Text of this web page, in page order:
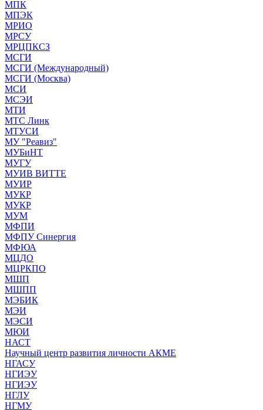
МПК
МПЭК
МРИО
МРСУ
МРЦПКСЗ
МСГИ
МСГИ (Международный)
МСГИ (Москва)
МСИ
МСЭИ
МТИ
МТС Линк
МТУСИ
МУ "Реавиз"
МУБиНТ
МУГУ
МУИВ ВИТТЕ
МУИР
МУКР
МУКР
МУМ
МФПИ
МФПУ Синергия
МФЮА
МЦДО
МЦРКПО
МШП
МШПП
МЭБИК
МЭИ
МЭСИ
МЮИ
НАСТ
Научный центр развития личности АКМЕ
НГАСУ
НГИЭУ
НГИЭУ
НГЛУ
НГМУ